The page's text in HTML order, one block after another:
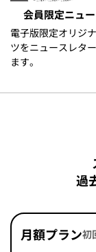
会員限定ニュ
電子版限定オリジ
ツをニュースレタ
ます。
過
月額プラン初